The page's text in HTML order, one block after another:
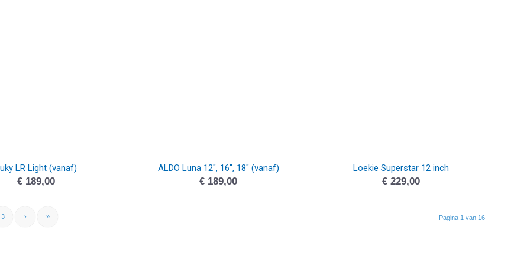
LR Light (vanaf)
€189,00
ALDO Luna 12″, 16″, 18″ (vanaf)
€ 189,00
Loekie Superstar 12 inch
€229,00
Pagina 1 van 16
3 › »